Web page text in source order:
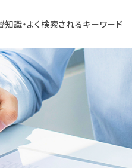
知識・よく検索されるキーワード